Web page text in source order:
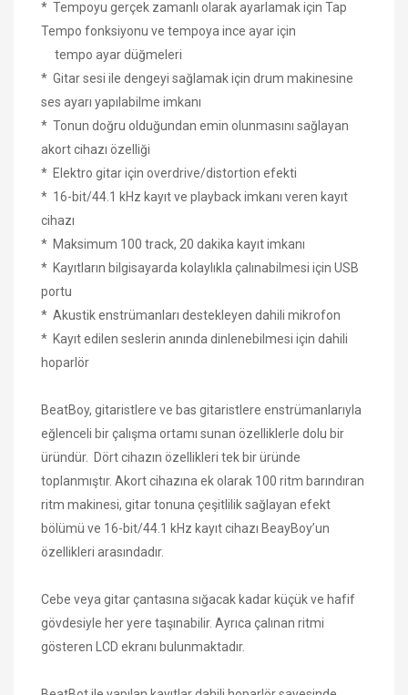
* Tempoyu gerçek zamanlı olarak ayarlamak için Tap
Tempo fonksiyonu ve tempoya ince ayar için
tempo ayar düğmeleri
* Gitar sesi ile dengeyi sağlamak için drum makinesine
ses ayarı yapılabilme imkanı
* Tonun doğru olduğundan emin olunmasını sağlayan
akort cihazı özelliği
* Elektro gitar için overdrive/distortion efekti
* 16-bit/44.1 kHz kayıt ve playback imkanı veren kayıt
cihazı
* Maksimum 100 track, 20 dakika kayıt imkanı
* Kayıtların bilgisayarda kolaylıkla çalınabilmesi için USB
portu
* Akustik enstrümanları destekleyen dahili mikrofon
* Kayıt edilen seslerin anında dinlenebilmesi için dahili
hoparlör
BeatBoy, gitaristlere ve bas gitaristlere enstrümanlarıyla
eğlenceli bir çalışma ortamı sunan özelliklerle dolu bir
üründür. Dört cihazın özellikleri tek bir üründe
toplanmıştır. Akort cihazına ek olarak 100 ritm barındıran
ritm makinesi, gitar tonuna çeşitlilik sağlayan efekt
bölümü ve 16-bit/44.1 kHz kayıt cihazı BeayBoy’un
özellikleri arasındadır.
Cebe veya gitar çantasına sığacak kadar küçük ve hafif
gövdesiyle her yere taşınabilir. Ayrıca çalınan ritmi
gösteren LCD ekranı bulunmaktadır.